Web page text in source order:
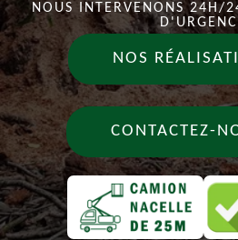
NOUS INTERVENONS 24H/
NOS
CONTACTEZ-